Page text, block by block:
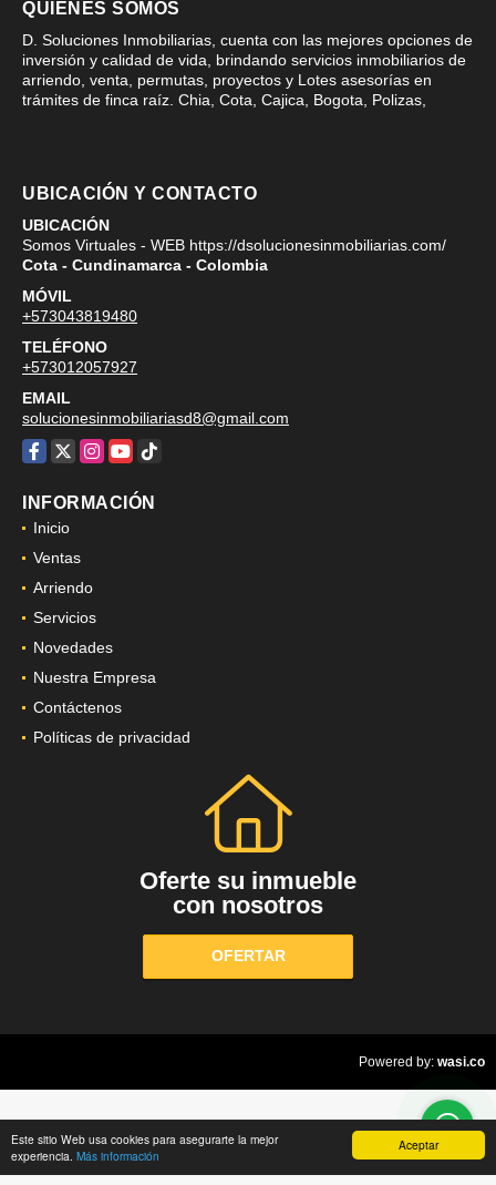
Aceptar
Este sitio Web usa cookies para asegurarte la mejor
experiencia. Más información
QUIÉNES SOMOS
D. Soluciones Inmobiliarias, cuenta con las mejores opciones de
inversión y calidad de vida, brindando servicios inmobiliarios de
arriendo, venta, permutas, proyectos y Lotes asesorías en
trámites de finca raíz. Chia, Cota, Cajica, Bogota, Polizas,
UBICACIÓN Y CONTACTO
UBICACIÓN
Somos Virtuales - WEB https://dsolucionesinmobiliarias.com/
Cota - Cundinamarca - Colombia
MÓVIL
+573043819480
TELÉFONO
+573012057927
EMAIL
solucionesinmobiliariasd8@gmail.com
Facebook
X Instagram
YouTube
TikTok
INFORMACIÓN
Inicio
Ventas
Arriendo
Servicios
Novedades
Nuestra Empresa
Contáctenos
Políticas de privacidad
Oferte su inmueble
con nosotros
OFERTAR
Powered by: wasi.co